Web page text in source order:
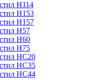
Н114
Н153
Н157
Н57
Н60
Н75
НС20
НС35
НС44